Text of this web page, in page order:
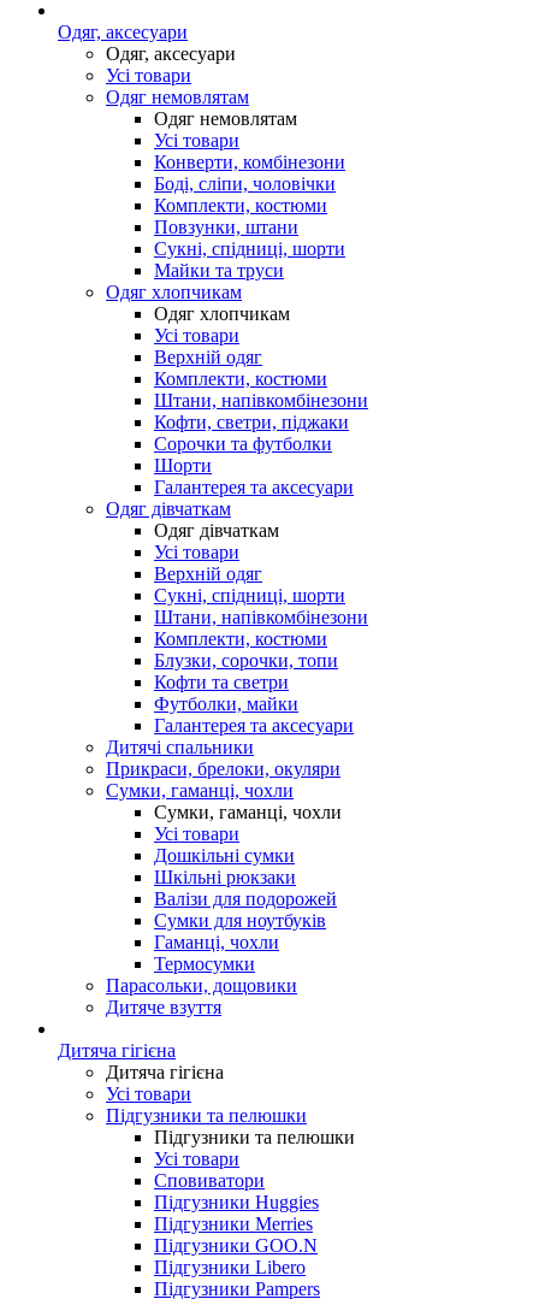
Одяг, аксесуари
Одяг, аксесуари
Усі товари
Одяг немовлятам
Одяг немовлятам
Усі товари
Конверти, комбінезони
Боді, сліпи, чоловічки
Комплекти, костюми
Повзунки, штани
Сукні, спідниці, шорти
Майки та труси
Одяг хлопчикам
Одяг хлопчикам
Усі товари
Верхній одяг
Комплекти, костюми
Штани, напівкомбінезони
Кофти, светри, піджаки
Сорочки та футболки
Шорти
Галантерея та аксесуари
Одяг дівчаткам
Одяг дівчаткам
Усі товари
Верхній одяг
Сукні, спідниці, шорти
Штани, напівкомбінезони
Комплекти, костюми
Блузки, сорочки, топи
Кофти та светри
Футболки, майки
Галантерея та аксесуари
Дитячі спальники
Прикраси, брелоки, окуляри
Сумки, гаманці, чохли
Сумки, гаманці, чохли
Усі товари
Дошкільні сумки
Шкільні рюкзаки
Валізи для подорожей
Сумки для ноутбуків
Гаманці, чохли
Термосумки
Парасольки, дощовики
Дитяче взуття
Дитяча гігієна
Дитяча гігієна
Усі товари
Підгузники та пелюшки
Підгузники та пелюшки
Усі товари
Сповиватори
Підгузники Huggies
Підгузники Merries
Підгузники GOO.N
Підгузники Libero
Підгузники Pampers